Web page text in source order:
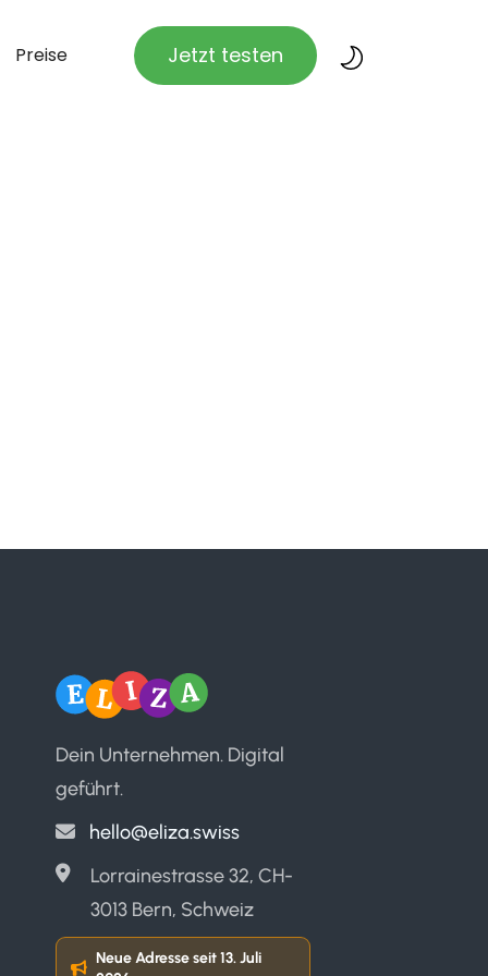
Preise Jetzt testen
Dein Unternehmen. Digital
geführt.
hello@eliza.swiss
Lorrainestrasse 32, CH-
3013 Bern, Schweiz
Neue Adresse seit 13. Juli